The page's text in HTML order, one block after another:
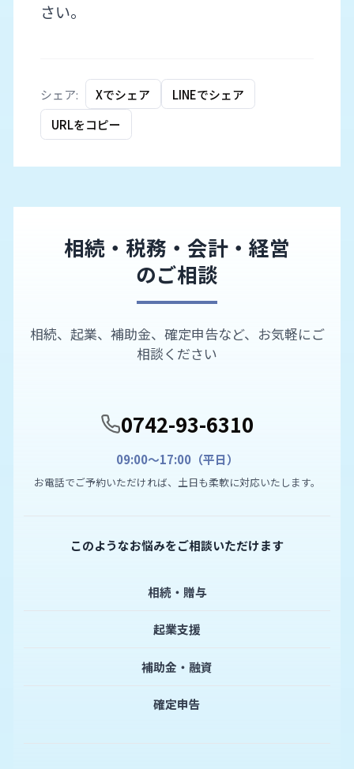
さい。
シェア: Xでシェア
LINEでシェア
URLをコピー
相続・税務・会計・経営
のご相談
相続、起業、補助金、確定申告など、お気軽にご
相談ください
0742-93-6310
09:00〜17:00（平日）
お電話でご予約いただければ、土日も柔軟に対応いたします。
このようなお悩みをご相談いただけます
相続・贈与
起業支援
補助金・融資
確定申告